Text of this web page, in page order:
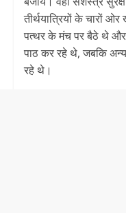
तीर्थयात्रियों के चारों
पत्थर के मंच पर बैठे थे और
पाठ कर रहे थे, जबकि
रहे थे।